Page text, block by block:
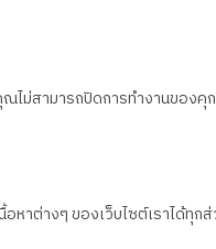
ม่สามารถปิดการทำงานของคุ
ต่างๆ ของเว็บไซต์เราได้ทุ